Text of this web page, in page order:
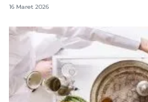
16 Maret 2026